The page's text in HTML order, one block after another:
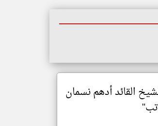
القائد أدهم نسمان